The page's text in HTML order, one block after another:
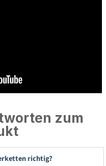
zum
richtig?